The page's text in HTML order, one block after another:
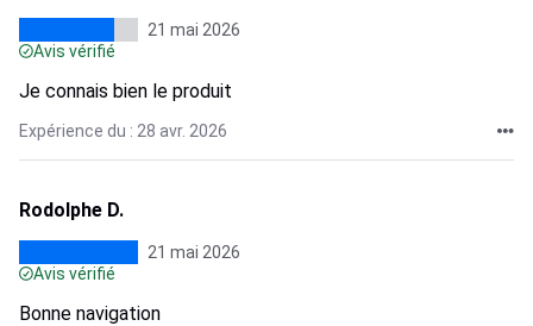
21 mai 2026
Avis vérifié
Je connais bien le produit
Expérience du : 28 avr. 2026
Rodolphe D.
21 mai 2026
Avis vérifié
Bonne navigation